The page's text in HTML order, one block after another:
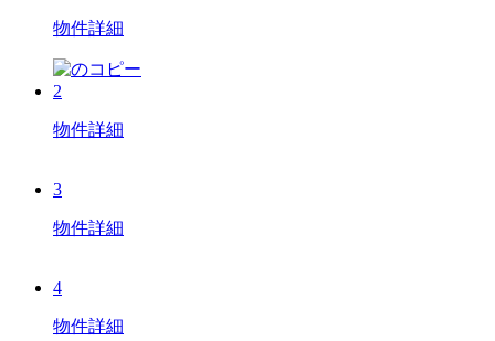
物件詳細
2
物件詳細
3
物件詳細
4
物件詳細